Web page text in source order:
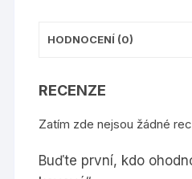
HODNOCENÍ (0)
RECENZE
Zatím zde nejsou žádné
Buďte první, kdo